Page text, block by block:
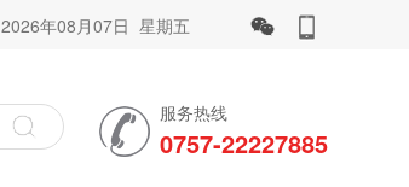
2026年08月07日 星期五
服务热线
0757-22227885